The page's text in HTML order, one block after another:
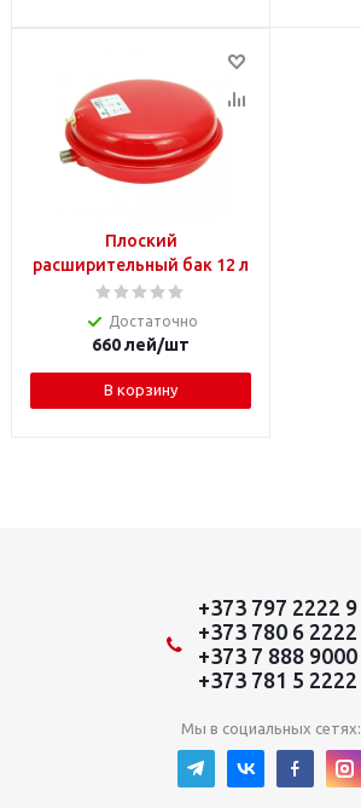
Плоский
расширительный бак 12 л
Достаточно
660лей/шт
В корзину
+373 797 2222 9
+373 780 6 2222
+373 7 888 9000
+373 781 5 2222
Мы в социальных сетях: